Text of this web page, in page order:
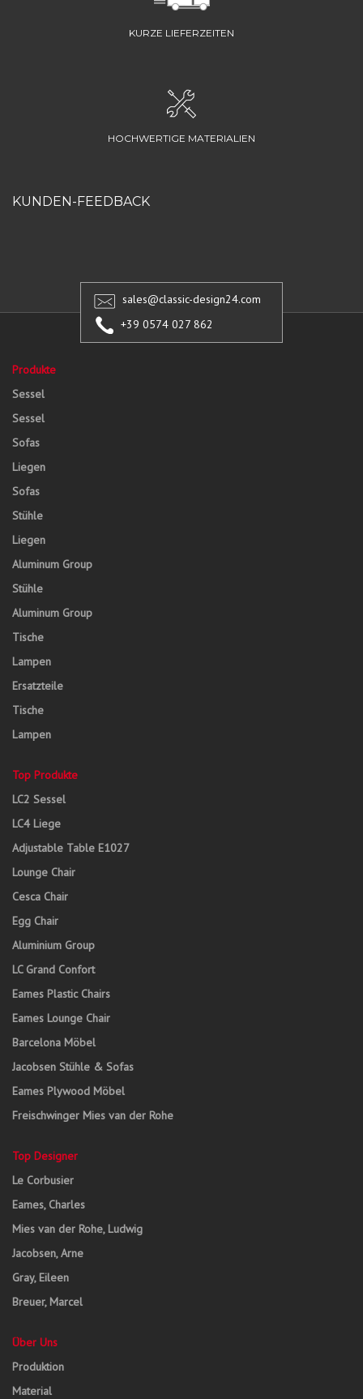
KURZE LIEFERZEITEN
HOCHWERTIGE MATERIALIEN
KUNDEN-FEEDBACK
sales@classic-design24.com
+39 0574 027 862
Produkte
Sessel
Sessel
Sofas
Liegen
Sofas
Stühle
Liegen
Aluminum Group
Stühle
Aluminum Group
Tische
Lampen
Ersatzteile
Tische
Lampen
Top Produkte
LC2 Sessel
LC4 Liege
Adjustable Table E1027
Lounge Chair
Cesca Chair
Egg Chair
Aluminium Group
LC Grand Confort
Eames Plastic Chairs
Eames Lounge Chair
Barcelona Möbel
Jacobsen Stühle & Sofas
Eames Plywood Möbel
Freischwinger Mies van der Rohe
Top Designer
Le Corbusier
Eames, Charles
Mies van der Rohe, Ludwig
Jacobsen, Arne
Gray, Eileen
Breuer, Marcel
Über Uns
Produktion
Material